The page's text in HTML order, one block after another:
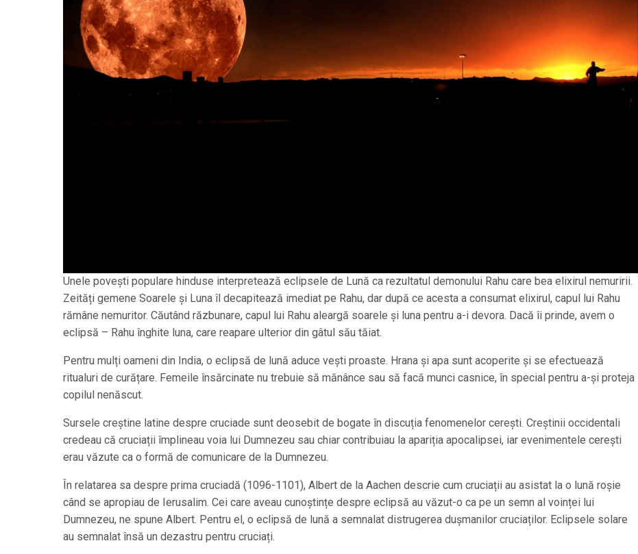
Unele povești populare hinduse interpretează eclipsele de Lună ca rezultatul demonului Rahu care bea elixirul nemuririi.
Zeități gemene Soarele și Luna îl decapitează imediat pe Rahu, dar după ce acesta a consumat elixirul, capul lui Rahu
rămâne nemuritor. Căutând răzbunare, capul lui Rahu aleargă soarele și luna pentru a-i devora. Dacă îi prinde, avem o
eclipsă – Rahu înghite luna, care reapare ulterior din gâtul său tăiat.
Pentru mulți oameni din India, o eclipsă de lună aduce vești proaste. Hrana și apa sunt acoperite și se efectuează
ritualuri de curățare. Femeile însărcinate nu trebuie să mănânce sau să facă munci casnice, în special pentru a-și proteja
copilul nenăscut.
Sursele creștine latine despre cruciade sunt deosebit de bogate în discuția fenomenelor cerești. Creștinii occidentali
credeau că cruciații împlineau voia lui Dumnezeu sau chiar contribuiau la apariția apocalipsei, iar evenimentele cerești
erau văzute ca o formă de comunicare de la Dumnezeu.
În relatarea sa despre prima cruciadă (1096-1101), Albert de la Aachen descrie cum cruciații au asistat la o lună roșie
când se apropiau de Ierusalim. Cei care aveau cunoștințe despre eclipsă au văzut-o ca pe un semn al voinței lui
Dumnezeu, ne spune Albert. Pentru el, o eclipsă de lună a semnalat distrugerea dușmanilor cruciaților. Eclipsele solare
au semnalat însă un dezastru pentru cruciați.